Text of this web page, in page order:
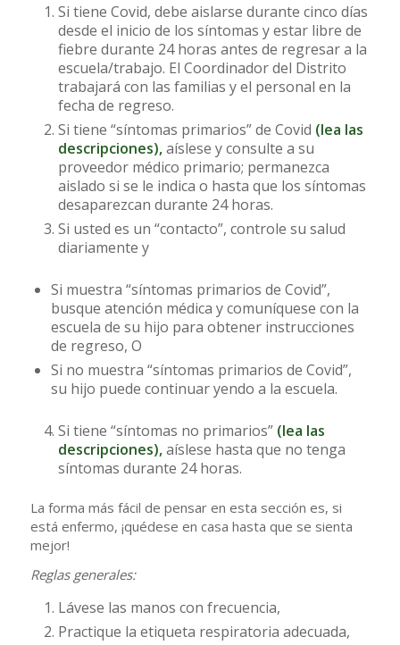
Si tiene Covid, debe aislarse durante cinco días
desde el inicio de los síntomas y estar libre de
fiebre durante 24 horas antes de regresar a la
escuela/trabajo. El Coordinador del Distrito
trabajará con las familias y el personal en la
fecha de regreso.
Si tiene “síntomas primarios” de Covid (lea las
descripciones),aíslese y consulte a su
proveedor médico primario; permanezca
aislado si se le indica o hasta que los síntomas
desaparezcan durante 24 horas.
Si usted es un “contacto”, controle su salud
diariamente y
Si muestra “síntomas primarios de Covid”,
busque atención médica y comuníquese con la
escuela de su hijo para obtener instrucciones
de regreso, O
Si no muestra “síntomas primarios de Covid”,
su hijo puede continuar yendo a la escuela.
Si tiene “síntomas no primarios” (lea las
descripciones),aíslese hasta que no tenga
síntomas durante 24 horas.
La forma más fácil de pensar en esta sección es, si
está enfermo, ¡quédese en casa hasta que se sienta
mejor!
Reglas generales:
Lávese las manos con frecuencia,
Practique la etiqueta respiratoria adecuada,